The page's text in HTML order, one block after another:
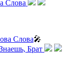
Слова🎤